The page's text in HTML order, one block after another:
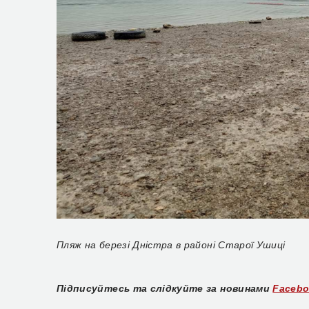
Пляж на березі Дністра в районі Старої Ушиці
Підписуйтесь та слідкуйте за новинами